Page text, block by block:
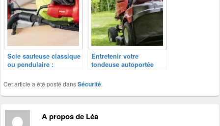
Scie sauteuse classique
ou pendulaire :
Entretenir votre
tondeuse autoportée
Cet article a été posté dansSécurité.
A propos de Léa